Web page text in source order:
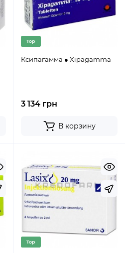
Top
Ксипагамма ● Xipagamma
3 134 грн
В корзину
Top